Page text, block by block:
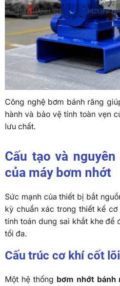
Công nghệ bơm bánh răng
hành và bảo vệ tính toàn vẹn
lưu chất.
Cấu tạo và
của máy bơm nhớt
Sức mạnh của thiết bị bắt
kỳ chuẩn xác trong thiết kế
tính toán dung sai khắt khe để
tối đa.
Cấu trúc cơ khí cốt lõi
Một hệ thống bơm nhớt bánh